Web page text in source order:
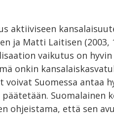
aktiiviseen
ja Matti Laitisen
vaikutus on
onkin
voivat Suomessa antaa
päätetään.
ohjeistama, että sen